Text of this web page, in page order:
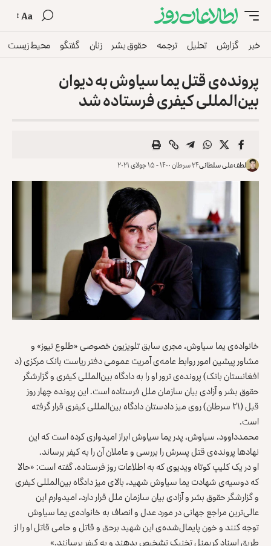
Aa
خبر گزارش تحلیل ترجمه حقوق بشر زنان گفتگو محیط زیست
پرونده‌ی قتل یما سیاوش به دیوان
بین‌المللی کیفری فرستاده شد
لطف‌علی سلطانی۲۴ سرطان ۱۴۰۰ - ۱۵ جولای ۲۰۲۱
خانواده‌ی یما سیاوش، مجری سابق تلویزیون خصوصی «طلوع نیوز» و
مشاور پیشین امور روابط عامه‌ی آمریت عمومی دفتر ریاست بانک مرکزی (د
افغانستان بانک) پرونده‌ی ترور او را به دادگاه بین‌المللی کیفری و گزارشگر
حقوق بشر و آزادی بیان سازمان ملل فرستاده است. این پرونده چهار روز
قبل (۲۱ سرطان) روی میز دادستان دادگاه بین‌المللی کیفری قرار گرفته
است.
محمدداوود، سیاوش، پدر یما سیاوش ابراز امیدواری کرده است که این
نهادها پرونده‌ی قتل پسرش را بررسی و عاملان آن را به کیفر برساند.
او در یک کلیپ کوتاه ویدیوی که به اطلاعات روز فرستاده، گفته است: «حالا
که دوسیه‌ی شهادت یما سیاوش شهید، بالای میز دادگاه بین‌المللی کیفری
و گزارشگر حقوق بشر و آزادی بیان سازمان ملل قرار دارد، امیدوارم این
عالی‌ترین مراجع جهانی در مورد عدل و انصاف به خانواده‌ی یما سیاوش
توجه کنند و خون پایمال‌شده‌ی این شهید برحق و قاتل و حامی قاتل او را از
طریق اسناد کریمنل تخنیک تشخیص بدهند و به کیفر برسانند.»